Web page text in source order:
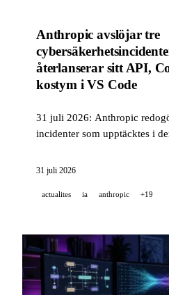
Anthropic avslöjar tre
återlanserar sitt API,
kostym i VS Code
31 juli 2026: Anthropic
incidenter som upptäcktes i
sitt API med V4-Flash-0731,
Agents.
31 juli 2026
actualites ia anthropic +19